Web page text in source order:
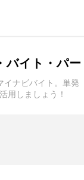
バイト・パ
ナビバイト。単
用しましょう！